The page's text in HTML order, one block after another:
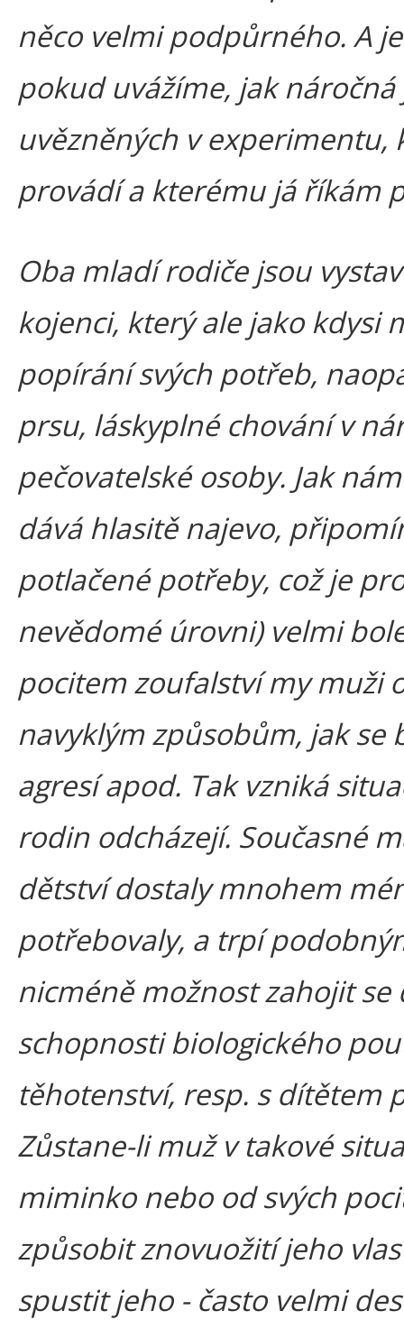
něco velmi podpůrného. A
pokud uvážíme, jak
uvězněných v
provádí a kterému já říkám
Oba mladí rodiče jsou
kojenci, který ale jako kdysi
popírání svých potřeb,
prsu, láskyplné chování v
pečovatelské osoby. Jak
dává hlasitě najevo,
potlačené potřeby, což je
nevědomé úrovni) velmi
pocitem zoufalství my muži
navyklým způsobům, jak se
agresí apod. Tak vzniká
rodin odcházejí. Současné
dětství dostaly mnohem
potřebovaly, a trpí
nicméně možnost zahojit se
schopnosti biologického
těhotenství, resp. s dítětem
Zůstane-li muž v takové
miminko nebo od svých
způsobit znovuožití jeho
spustit jeho - často velmi